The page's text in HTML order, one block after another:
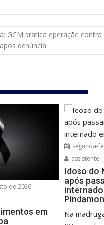
GCM pratica operação contra
denúncia
de 2026
em
segunda-
assistente
Idoso do
após
Na